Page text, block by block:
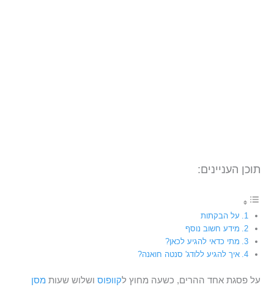
תוכן העניינים:
על הבקתות
מידע חשוב נוסף
מתי כדאי להגיע לכאן?
איך להגיע ללודג' סנטה חואנה?
על פסגת אחד ההרים, כשעה מחוץ לקוופוס ושלוש שעות מסן